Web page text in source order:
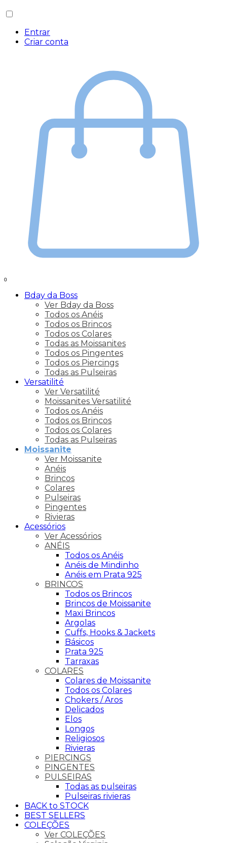
Entrar
Criar conta
0
Bday da Boss
Ver Bday da Boss
Todos os Anéis
Todos os Brincos
Todos os Colares
Todas as Moissanites
Todos os Pingentes
Todos os Piercings
Todas as Pulseiras
Versatilité
Ver Versatilité
Moissanites Versatilité
Todos os Anéis
Todos os Brincos
Todos os Colares
Todas as Pulseiras
Moissanite
Ver Moissanite
Anéis
Brincos
Colares
Pulseiras
Pingentes
Rivieras
Acessórios
Ver Acessórios
ANÉIS
Todos os Anéis
Anéis de Mindinho
Anéis em Prata 925
BRINCOS
Todos os Brincos
Brincos de Moissanite
Maxi Brincos
Argolas
Cuffs, Hooks & Jackets
Básicos
Prata 925
Tarraxas
COLARES
Colares de Moissanite
Todos os Colares
Chokers / Aros
Delicados
Elos
Longos
Religiosos
Rivieras
PIERCINGS
PINGENTES
PULSEIRAS
Todas as pulseiras
Pulseiras rivieras
BACK to STOCK
BEST SELLERS
COLEÇÕES
Ver COLEÇÕES